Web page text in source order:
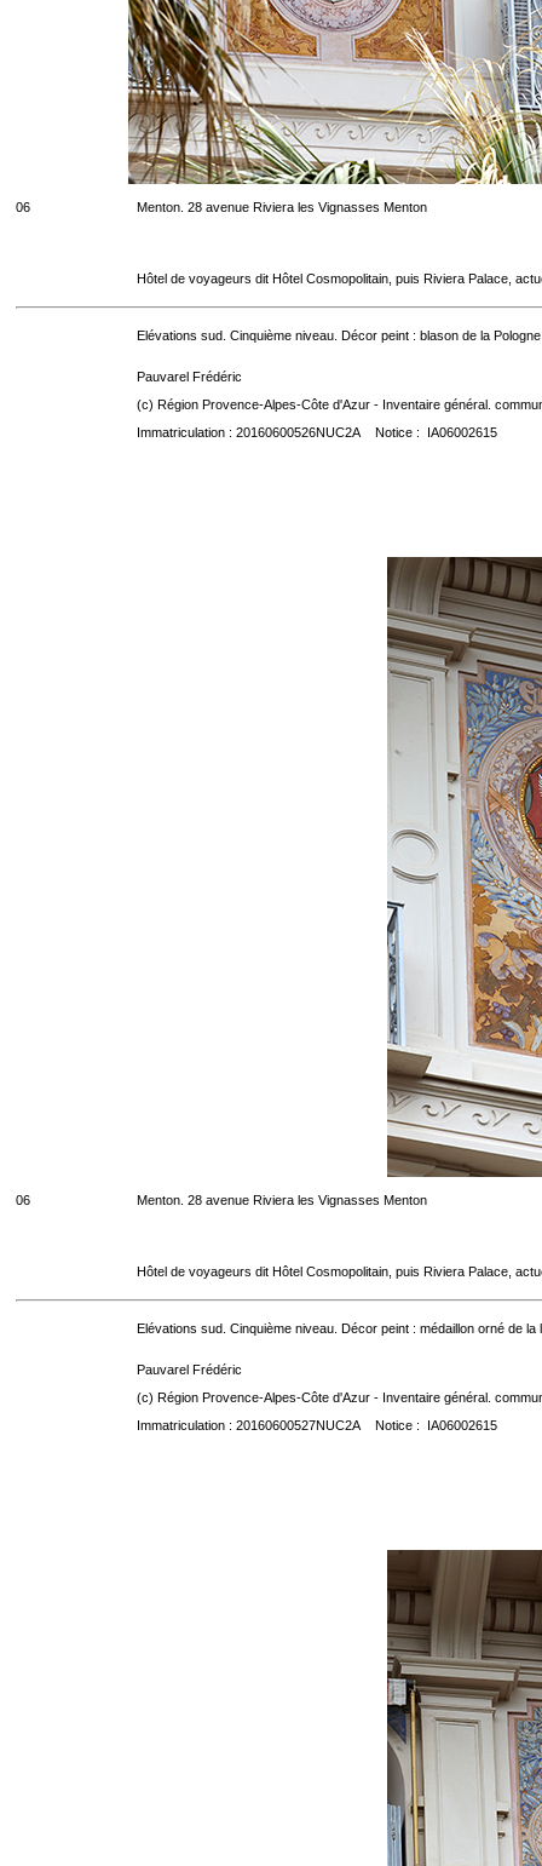
06 Menton. 28 avenue Riviera les Vignasses Menton
Hôtel de voyageurs dit Hôtel Cosmopolitain, puis Riviera Palace,
Elévations sud. Cinquième niveau. Décor peint : blason de la
Pauvarel Frédéric
(c) Région Provence-Alpes-Côte d'Azur - Inventaire général.
Immatriculation : 20160600526NUC2A Notice : IA06002615
06 Menton. 28 avenue Riviera les Vignasses Menton
Hôtel de voyageurs dit Hôtel Cosmopolitain, puis Riviera Palace,
Elévations sud. Cinquième niveau. Décor peint : médaillon orné de la
Pauvarel Frédéric
(c) Région Provence-Alpes-Côte d'Azur - Inventaire général.
Immatriculation : 20160600527NUC2A Notice : IA06002615